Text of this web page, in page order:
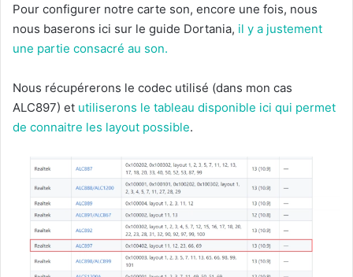
Pour configurer notre carte son, encore une fois, nous
nous baserons ici sur le guide Dortania, il y a justement
une partie consacré au son.
Nous récupérerons le codec utilisé (dans mon cas
ALC897) et utiliserons le tableau disponible ici qui permet
de connaitre les layout possible.